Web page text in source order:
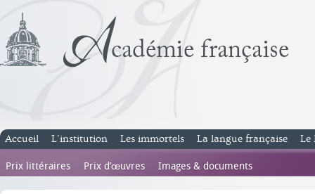
Accueil L’institution Les immortels La langue française Le
Prix littéraires Prix d’œuvres Images & documents